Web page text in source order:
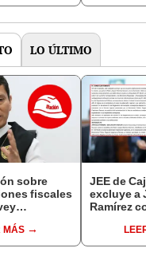
LO ÚLTIMO
sobre
fiscales
ser
MÁS
JEE de
excluye a
Ramírez
regional
sentencia